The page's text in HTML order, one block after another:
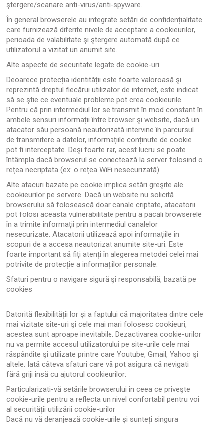
ştergere/scanare anti-virus/anti-spyware.
În general browserele au integrate setări de confidențialitate
care furnizează diferite nivele de acceptare a cookieurilor,
perioada de valabilitate şi ştergere automată după ce
utilizatorul a vizitat un anumit site.
Alte aspecte de securitate legate de cookie-uri
Deoarece protecția identității este foarte valoroasă şi
reprezintă dreptul fiecărui utilizator de internet, este indicat
să se ştie ce eventuale probleme pot crea cookieurile.
Pentru că prin intermediul lor se transmit în mod constant în
ambele sensuri informații între browser şi website, dacă un
atacator său persoană neautorizată intervine în parcursul
de transmitere a datelor, informațiile conținute de cookie
pot fi interceptate. Deşi foarte rar, acest lucru se poate
întâmpla dacă browserul se conectează la server folosind o
rețea necriptata (ex: o rețea WiFi nesecurizată).
Alte atacuri bazate pe cookie implica setări greşite ale
cookieurilor pe servere. Dacă un website nu solicită
browserului să folosească doar canale criptate, atacatorii
pot folosi această vulnerabilitate pentru a păcăli browserele
în a trimite informații prin intermediul canalelor
nesecurizate. Atacatorii utilizează apoi informațiile în
scopuri de a accesa neautorizat anumite site-uri. Este
foarte important să fiți atenți în alegerea metodei celei mai
potrivite de protecție a informațiilor personale.
Sfaturi pentru o navigare sigură şi responsabilă, bazată pe
cookies
Datorită flexibilității lor şi a faptului că majoritatea dintre cele
mai vizitate site-uri şi cele mai mari folosesc cookieuri,
acestea sunt aproape inevitabile. Dezactivarea cookie-urilor
nu va permite accesul utilizatorului pe site-urile cele mai
răspândite şi utilizate printre care Youtube, Gmail, Yahoo şi
altele. Iată câteva sfaturi care vă pot asigura că nevigati
fără griji însă cu ajutorul cookieurilor:
Particularizati-vă setările browserului în ceea ce priveşte
cookie-urile pentru a reflecta un nivel confortabil pentru voi
al securității utilizării cookie-urilor
Dacă nu vă deranjează cookie-urile şi sunteți singura